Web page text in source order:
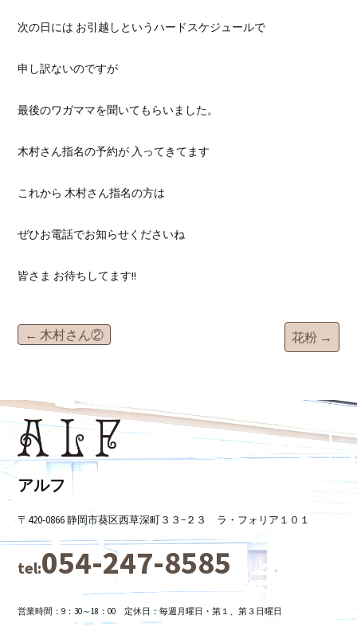
次の日には お引越しというハードスケジュールで
申し訳ないのですが
最後のワガママを聞いてもらいました。
木村さん指名の予約が 入ってきてます
これから 木村さん指名の方は
ぜひお電話でお知らせくださいね
皆さま お待ちしてます!!
投
稿
ナ
ビ
ゲ
← 木村さん② 花粉 →
アルフ
〒420-0866 静岡市葵区西草深町３３−２３ ラ・フォリア１０１
tel:054-247-8585
営業時間：9：30～18：00 定休日：毎週月曜日・第１、第３日曜日